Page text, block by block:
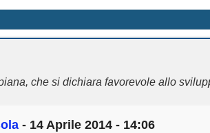
che si dichiara favorevole allo
- 14 Aprile 2014 - 14:06